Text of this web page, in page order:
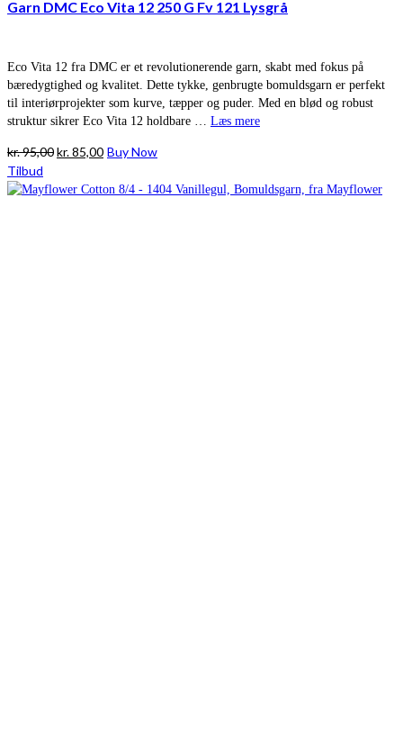
Garn DMC Eco Vita 12 250 G Fv 121 Lysgrå
Eco Vita 12 fra DMC er et revolutionerende garn, skabt med fokus på
bæredygtighed og kvalitet. Dette tykke, genbrugte bomuldsgarn er perfekt
til interiørprojekter som kurve, tæpper og puder. Med en blød og robust
struktur sikrer Eco Vita 12 holdbare … Læs mere
kr.95,00Den
pris
kr.85,00Den
pris
Buy Now
Tilbud